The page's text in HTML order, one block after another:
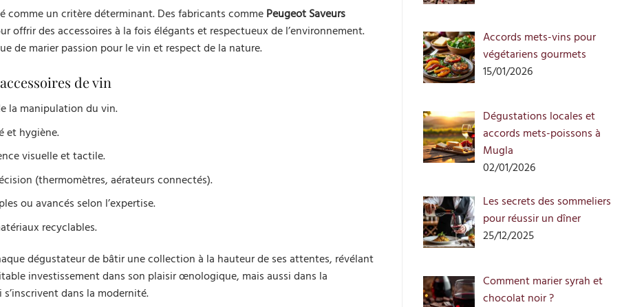
comme un critère déterminant. Des fabricants comme Peugeot Saveurs
des accessoires à la fois élégants et respectueux de l’environnement.
de marier passion pour le vin et respect de la nature.
de vin
la manipulation du vin.
et hygiène.
visuelle et tactile.
(thermomètres, aérateurs connectés).
ou avancés selon l’expertise.
recyclables.
dégustateur de bâtir une collection à la hauteur de ses attentes, révélant
investissement dans son plaisir œnologique, mais aussi dans la
dans la modernité.
Accords mets-vins pour
végétariens gourmets
15/01/2026
Dégustations locales et
accords mets-poissons à
Mugla
02/01/2026
Les secrets des sommeliers
pour réussir un dîner
25/12/2025
Comment marier syrah et
chocolat noir ?